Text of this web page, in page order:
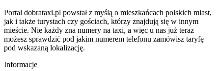
Portal dobrataxi.pl powstał z myślą o mieszkańcach polskich miast,
jak i także turystach czy gościach, którzy znajdują się w innym
mieście. Nie każdy zna numery na taxi, a więc u nas już teraz
możesz sprawdzić pod jakim numerem telefonu zamówisz taryfę
pod wskazaną lokalizację.
Informacje